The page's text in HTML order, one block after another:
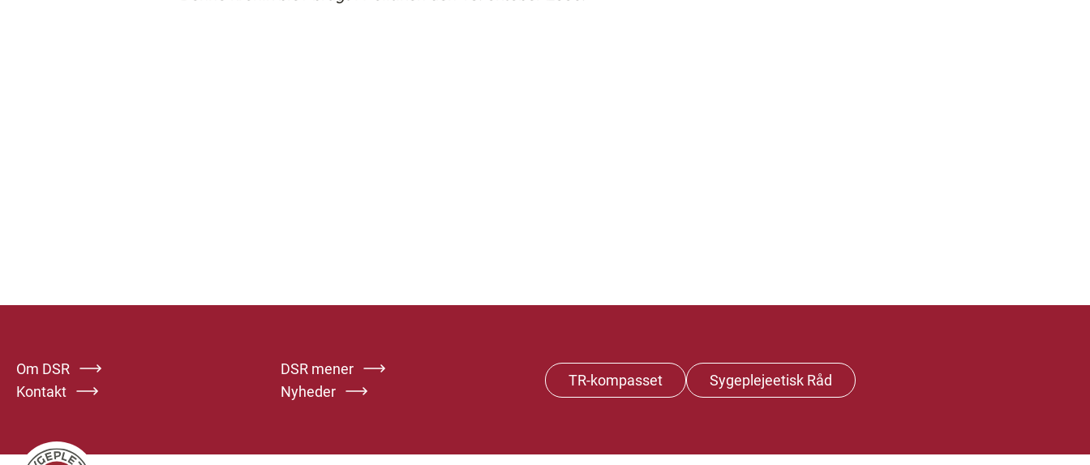
Om DSR
DSR mener
Kontakt
Nyheder
TR-kompasset Sygeplejeetisk Råd